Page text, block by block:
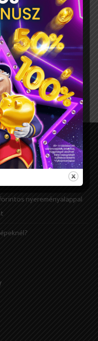
Dead Canary
Rock Bottom
millió forintos
nyereményalappal